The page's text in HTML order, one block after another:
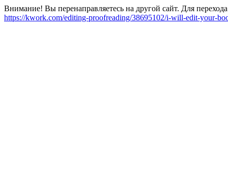
Внимание! Вы перенаправляетесь на другой сайт. Для
https://kwork.com/editing-proofreading/38695102/i-will-edit-your-